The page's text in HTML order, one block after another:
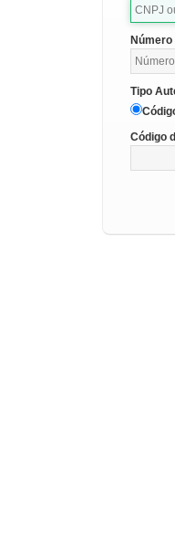
Número
Tipo
Código